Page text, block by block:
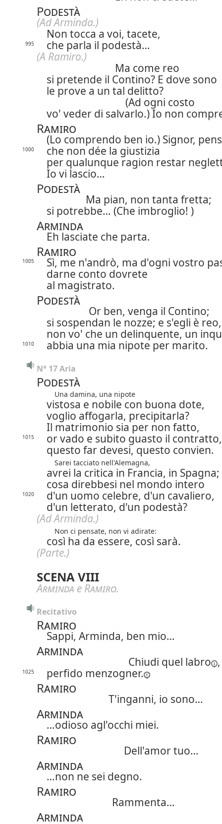
Podestà
(Ad Arminda.)
Non tocca a voi, tacete,
995
che parla il podestà…
(A Ramiro.)
Ma come reo
si pretende il Contino? E dove sono
le prove a un tal delitto?
(Ad ogni costo
vo' veder di salvarlo.) Io non
Ramiro
(Lo comprendo ben io.) Signor,
1000
che non dée la giustizia
per qualunque ragion restar
Io vi lascio…
Podestà
Ma pian, non tanta fretta;
si potrebbe… (Che imbroglio! )
Arminda
Eh lasciate che parta.
Ramiro
1005
Sì, me n'andrò, ma d'ogni vostro
darne conto dovrete
al magistrato.
Podestà
Or ben, venga il Contino;
si sospendan le nozze; e s'egli è reo,
non vo' che un delinquente, un
1010 abbia una mia nipote per marito.
N° 17 Aria
Podestà
Una damina, una nipote
vistosa e nobile con buona dote,
voglio affogarla, precipitarla?
Il matrimonio sia per non fatto,
1015
or vado e subito guasto il contratto,
questo far devesi, questo convien.
Sarei tacciato nell'Alemagna,
avrei la critica in Francia, in Spagna;
cosa direbbesi nel mondo intero
1020
d'un uomo celebre, d'un cavaliero,
d'un letterato, d'un podestà?
(Ad Arminda.)
Non ci pensate, non vi adirate:
così ha da essere, così sarà.
(Parte.)
SCENA VIII
Arminda e Ramiro.
Recitativo
Ramiro
Sappi, Arminda, ben mio…
Arminda
Chiudi quel labro ,
1025 perfido menzogner.
Ramiro
T'inganni, io sono…
Arminda
…odioso agl'occhi miei.
Ramiro
Dell'amor tuo…
Arminda
…non ne sei degno.
Ramiro
Rammenta…
Arminda